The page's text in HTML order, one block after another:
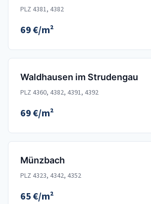
PLZ 4381, 4382
69 €/m²
Waldhausen im Strudengau
PLZ 4360, 4382, 4391, 4392
69 €/m²
Münzbach
PLZ 4323, 4342, 4352
65 €/m²